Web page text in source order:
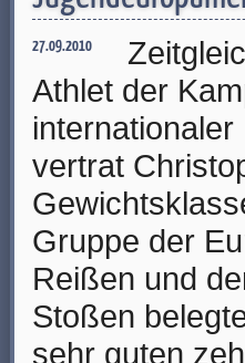
27.09.2010
Athlet der
vertrat
Gruppe der
Reißen und
Stoßen
sehr guten